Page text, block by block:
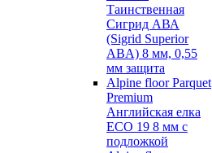
Таинственная
Сигрид АВА
(Sigrid Superior
ABA) 8 мм, 0,55
мм защита
Alpine floor Parquet
Premium
Английская елка
ECO 19 8 мм с
подложкой